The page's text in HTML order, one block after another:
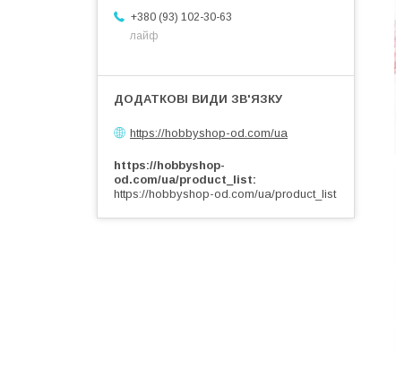
+380 (93) 102-30-63
лайф
https://hobbyshop-od.com/ua
https://hobbyshop-
od.com/ua/product_list
https://hobbyshop-od.com/ua/product_list